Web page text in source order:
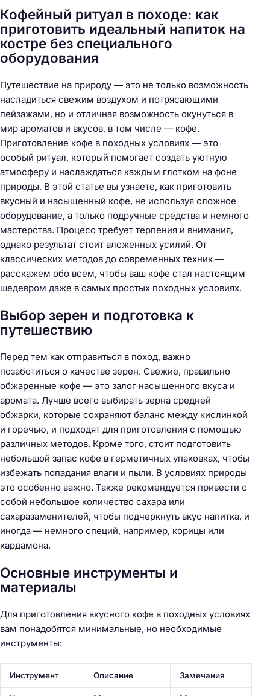
Кофейный ритуал в походе: как
приготовить идеальный напиток на
костре без специального
оборудования
Путешествие на природу — это не только возможность
насладиться свежим воздухом и потрясающими
пейзажами, но и отличная возможность окунуться в
мир ароматов и вкусов, в том числе — кофе.
Приготовление кофе в походных условиях — это
особый ритуал, который помогает создать уютную
атмосферу и наслаждаться каждым глотком на фоне
природы. В этой статье вы узнаете, как приготовить
вкусный и насыщенный кофе, не используя сложное
оборудование, а только подручные средства и немного
мастерства. Процесс требует терпения и внимания,
однако результат стоит вложенных усилий. От
классических методов до современных техник —
расскажем обо всем, чтобы ваш кофе стал настоящим
шедевром даже в самых простых походных условиях.
Выбор зерен и подготовка к
путешествию
Перед тем как отправиться в поход, важно
позаботиться о качестве зерен. Свежие, правильно
обжаренные кофе — это залог насыщенного вкуса и
аромата. Лучше всего выбирать зерна средней
обжарки, которые сохраняют баланс между кислинкой
и горечью, и подходят для приготовления с помощью
различных методов. Кроме того, стоит подготовить
небольшой запас кофе в герметичных упаковках, чтобы
избежать попадания влаги и пыли. В условиях природы
это особенно важно. Также рекомендуется привести с
собой небольшое количество сахара или
сахаразаменителей, чтобы подчеркнуть вкус напитка, и
иногда — немного специй, например, корицы или
кардамона.
Основные инструменты и
материалы
Для приготовления вкусного кофе в походных условиях
вам понадобятся минимальные, но необходимые
инструменты:
Инструмент Описание Замечания